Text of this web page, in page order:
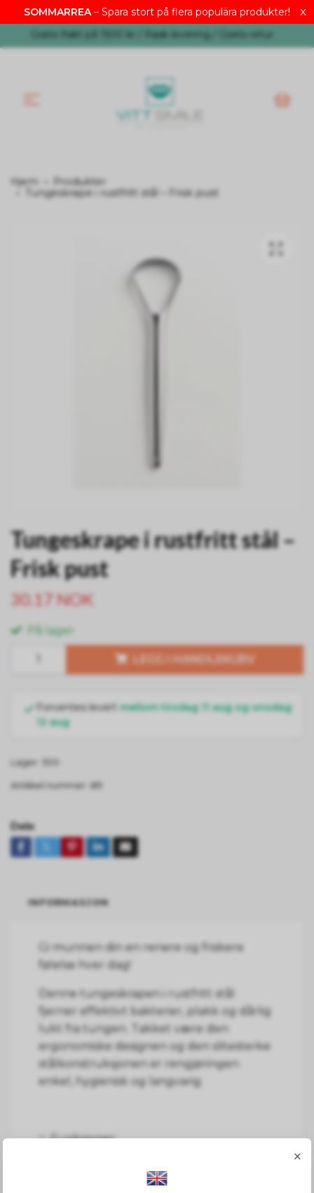
x
SOMMARREA– Spara stort på flera populära produkter!
NOK
Gratis frakt på 1500 kr / Rask levering / Gratis retur
Hjem
Produkter
Tungeskrape i rustfritt stål – Frisk pust
Tungeskrape i rustfritt stål –
Frisk pust
30.17 NOK
På lager
LEGG I HANDLEKURV
Forventes levertmellom tirsdag 11 aug og onsdag
12 aug
Lager:
Artikkel nummer: 89
Dele
INFORMASJON
Gi munnen din en renere og friskere
følelse hver dag!
Denne tungeskrapen i rustfritt stål
fjerner effektivt bakterier, plakk og dårlig
lukt fra tungen. Takket være den
ergonomiske designen og den slitesterke
stålkonstruksjonen er rengjøringen
enkel, hygienisk og langvarig.
✨ Funksjoner:
×